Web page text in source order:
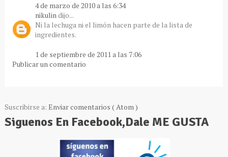
4 de marzo de 2010 a las 6:34
nikulindijo...
Ni la lechuga ni el limón hacen parte de la lista de
ingredientes.
1 de septiembre de 2011 a las 7:06
Publicar un comentario
Suscribirse a: Enviar comentarios ( Atom )
Siguenos En Facebook,Dale ME GUSTA